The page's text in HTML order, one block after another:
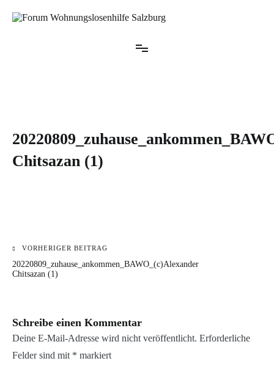
Inhalt
Chitsazan (1)
Beitragsnavigation
VORHERIGER BEITRAG
20220809_zuhause_ankommen_BAWO_(c)Alexander
Chitsazan (1)
Schreibe einen Kommentar
Deine E-Mail-Adresse wird nicht veröffentlicht. Erforderliche
Felder sind mit * markiert